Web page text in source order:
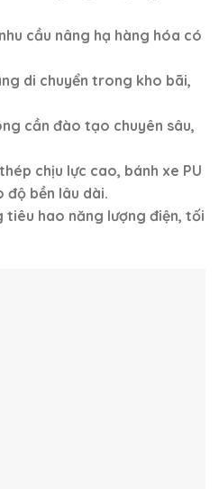
cầu nâng hạ hàng hóa có
di chuyển trong kho bãi,
cần đào tạo chuyên sâu,
chịu lực cao, bánh xe PU
độ bền lâu dài.
tiêu hao năng lượng điện, tối